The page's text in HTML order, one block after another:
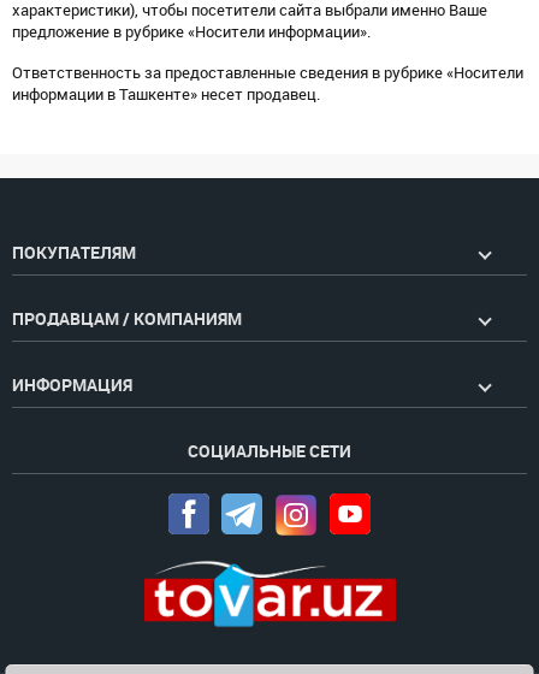
характеристики), чтобы посетители сайта выбрали именно Ваше
предложение в рубрике «Носители информации».
Ответственность за предоставленные сведения в рубрике «Носители
информации в Ташкенте» несет продавец.
ПОКУПАТЕЛЯМ
ПРОДАВЦАМ / КОМПАНИЯМ
ИНФОРМАЦИЯ
СОЦИАЛЬНЫЕ СЕТИ